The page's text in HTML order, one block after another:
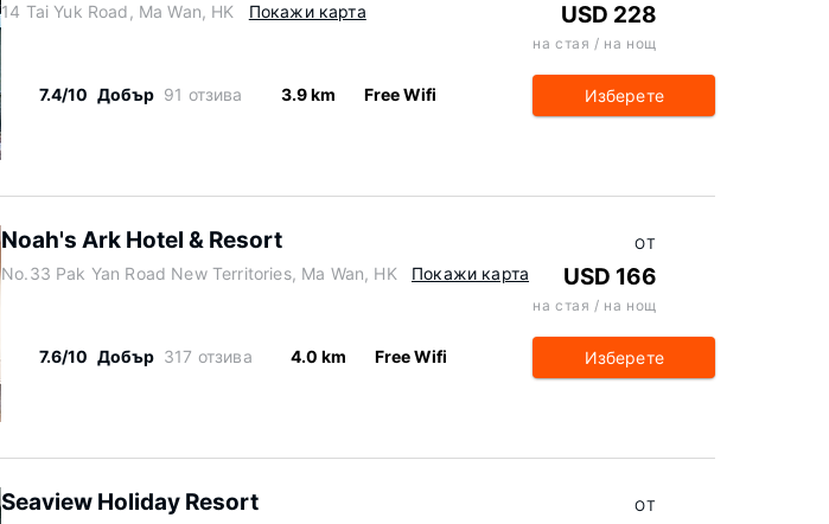
14 Tai Yuk Road, Ma Wan, HK Покажи карта
7.4/10 Добър 91 отзива 3.9 km Free Wifi
USD 228
на стая / на нощ
Изберете
Noah's Ark Hotel & Resort
No.33 Pak Yan Road New Territories, Ma Wan, HK Покажи карта
7.6/10 Добър 317 отзива 4.0 km Free Wifi
ОТ
USD 166
на стая / на нощ
Изберете
Seaview Holiday Resort ОТ